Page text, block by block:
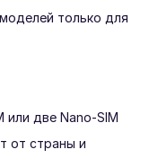
только для
или две Nano-SIM
от страны и